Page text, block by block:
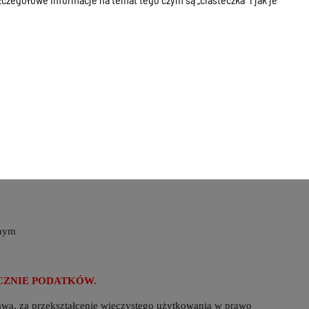
Miłakowo, indywidualny numer konta bankowego służący
PODATKÓW.
za przekształcenie wieczystego użytkowania w prawo